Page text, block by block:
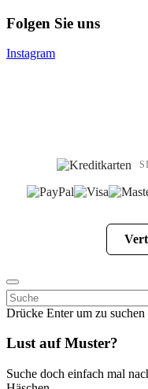
Folgen Sie uns
Instagram
Suchen
nach:
Drücke Enter um zu
Lust auf Muster?
Suche doch einfach mal